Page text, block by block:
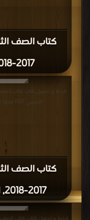
كتاب الصف
2017-2018, اختبار علوم PDF
كتاب الصف
2017-2018, النموذج التدريبي PDF
التدريبي PDF مجانا | مكتبة >